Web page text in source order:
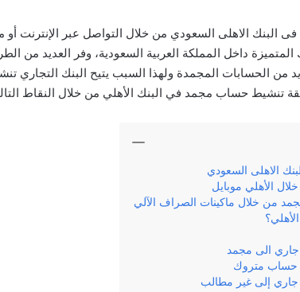
الاهلى السعودي من خلال التواصل عبر الإنترنت أو
المتميزة داخل المملكة العربية السعودية، وفر العديد من
من الحسابات المجمدة ولهذا السبب يتيح البنك التجاري
حساب مجمد في البنك الأهلي من خلال النقاط
الاهلى السعودي
الأهلي موبايل
من خلال ماكينات الصراف الآلي
الى مجمد
حساب متروك
إلى غير مطالب